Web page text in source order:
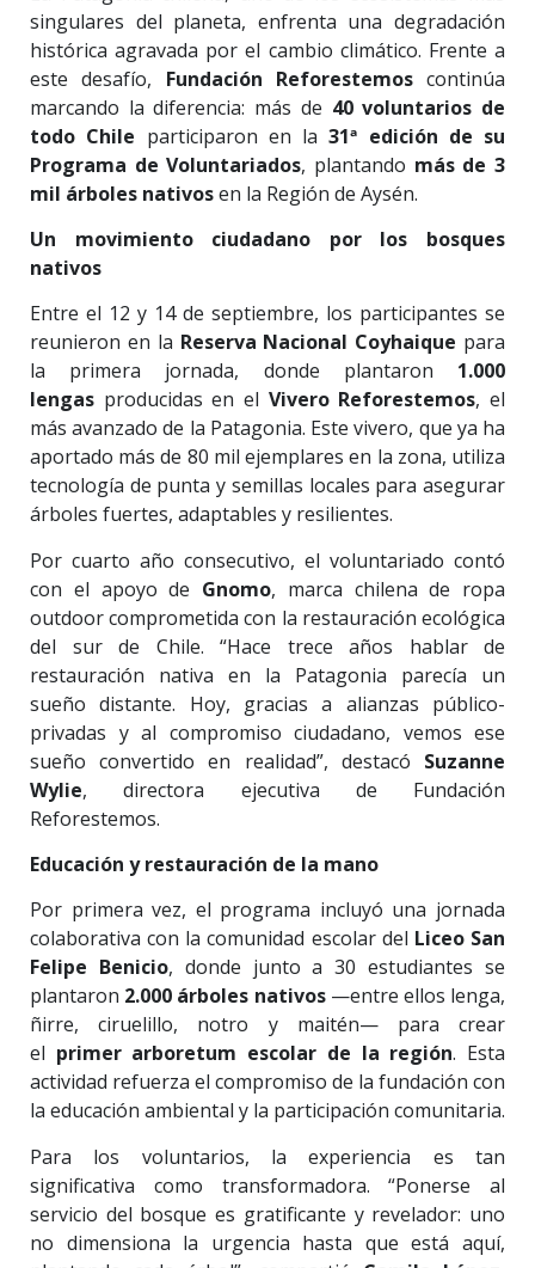
singulares del planeta, enfrenta una degradación
histórica agravada por el cambio climático. Frente a
este desafío, Fundación Reforestemoscontinúa
marcando la diferencia: más de 40 voluntarios de
todo Chile participaron en la31ª edición de su
Programa de Voluntariados, plantando más de 3
mil árboles nativosen la Región de Aysén.
Un movimiento ciudadano por los bosques
nativos
Entre el 12 y 14 de septiembre, los participantes se
reunieron en la Reserva Nacional Coyhaique para
la primera jornada, donde plantaron 1.000
lengas producidas en el Vivero Reforestemos, el
más avanzado de la Patagonia. Este vivero, que ya ha
aportado más de 80 mil ejemplares en la zona, utiliza
tecnología de punta y semillas locales para asegurar
árboles fuertes, adaptables y resilientes.
Por cuarto año consecutivo, el voluntariado contó
con el apoyo de Gnomo, marca chilena de ropa
outdoor comprometida con la restauración ecológica
del sur de Chile. “Hace trece años hablar de
restauración nativa en la Patagonia parecía un
sueño distante. Hoy, gracias a alianzas público-
privadas y al compromiso ciudadano, vemos ese
sueño convertido en realidad”, destacó Suzanne
Wylie, directora ejecutiva de Fundación
Reforestemos.
Educación y restauración de la mano
Por primera vez, el programa incluyó una jornada
colaborativa con la comunidad escolar del Liceo San
Felipe Benicio, donde junto a 30 estudiantes se
plantaron 2.000 árboles nativos—entre ellos lenga,
ñirre, ciruelillo, notro y maitén— para crear
el primer arboretum escolar de la región. Esta
actividad refuerza el compromiso de la fundación con
la educación ambiental y la participación comunitaria.
Para los voluntarios, la experiencia es tan
significativa como transformadora. “Ponerse al
servicio del bosque es gratificante y revelador: uno
no dimensiona la urgencia hasta que está aquí,